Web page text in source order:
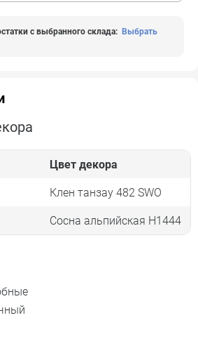
с выбранного склада: Выбрать
Цвет декора
Клен танзау 482 SWO
Сосна альпийская Н1444